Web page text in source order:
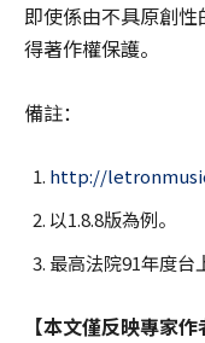
即使係由不具原創
得著作權保護。
備註：
http://
以1.8.8版為例。
最高法院91年度台
【本文僅反映專家